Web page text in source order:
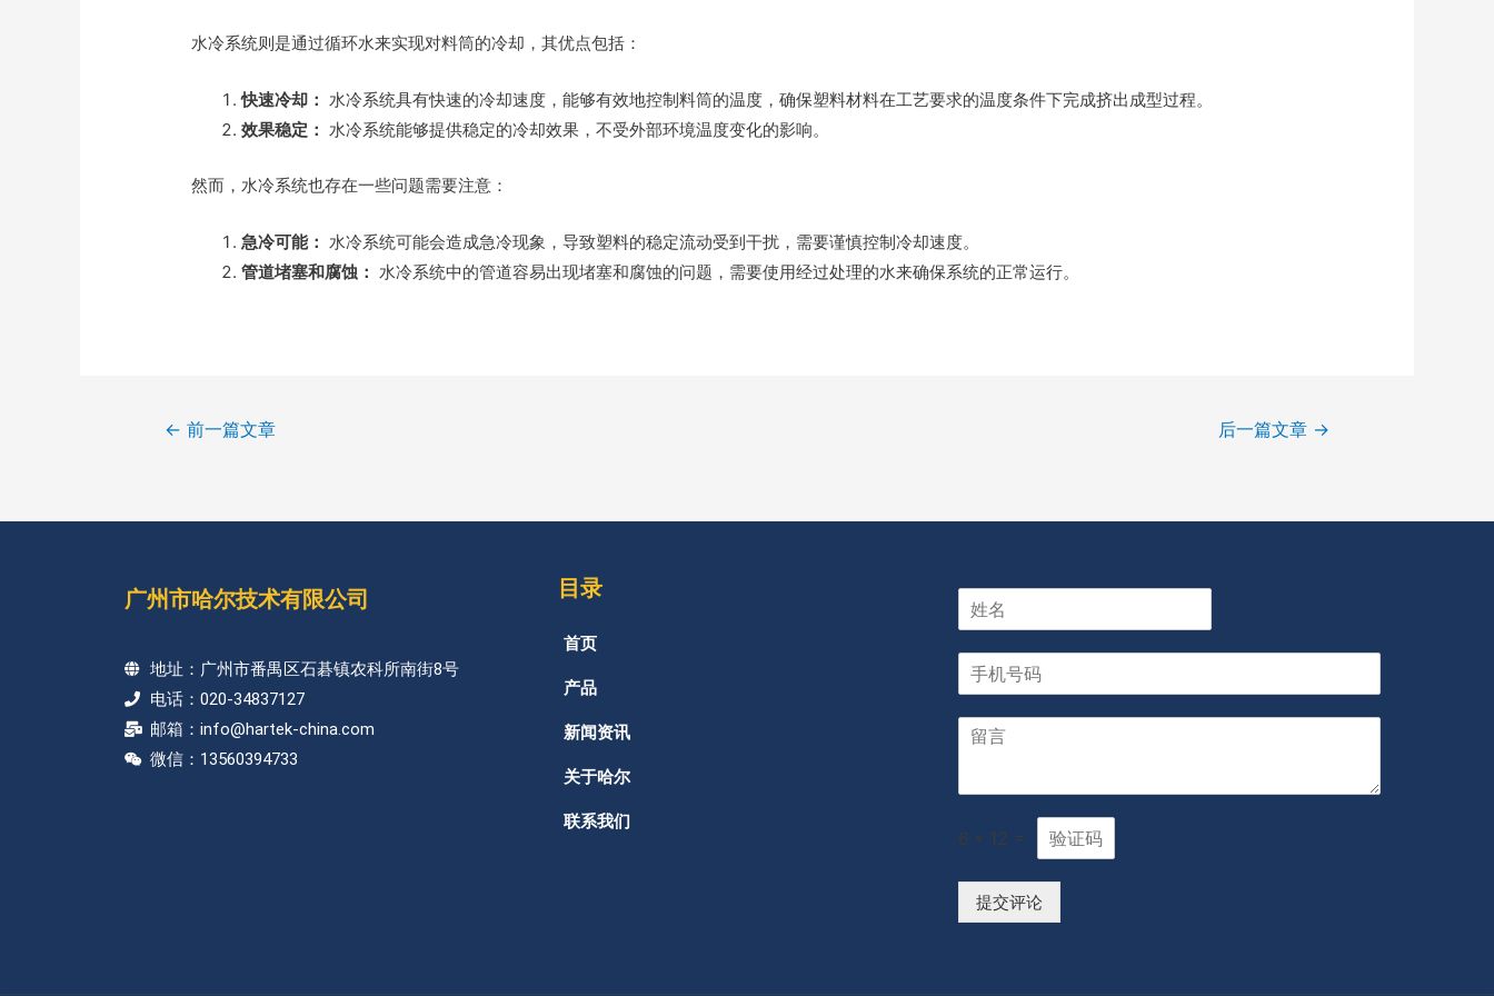
水冷系统则是通过循环水来实现对料筒的冷却，其优点包括：
快速冷却： 水冷系统具有快速的冷却速度，能够有效地控制料筒的温度，确保塑料材料在工艺要求的温度条件下完成挤出成型过程。
效果稳定： 水冷系统能够提供稳定的冷却效果，不受外部环境温度变化的影响。
然而，水冷系统也存在一些问题需要注意：
急冷可能： 水冷系统可能会造成急冷现象，导致塑料的稳定流动受到干扰，需要谨慎控制冷却速度。
管道堵塞和腐蚀： 水冷系统中的管道容易出现堵塞和腐蚀的问题，需要使用经过处理的水来确保系统的正常运行。
← 前一篇文章 后一篇文章 →
广州市哈尔技术有限公司
地址：广州市番禺区石碁镇农科所南街8号
电话：020-34837127
邮箱：info@hartek-china.com
微信：13560394733
目录
首页
产品
新闻资讯
关于哈尔
联系我们
6 * 12 =
提交评论